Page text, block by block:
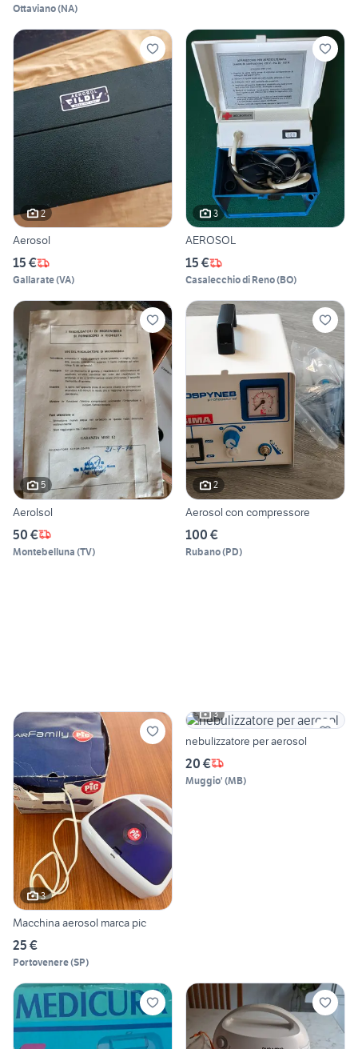
Ottaviano(NA)
2
Aerosol
15 €
Gallarate(VA)
3
AEROSOL
15 €
Casalecchio di Reno(BO)
5
Aerolsol
50 €
Montebelluna (TV)
2
Aerosol con compressore
100 €
Rubano(PD)
3
Macchina aerosol marca pic
25 €
Portovenere(SP)
3
nebulizzatore per aerosol
20 €
Muggio' (MB)